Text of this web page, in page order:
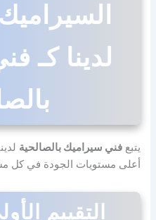
لدينا كـ
يتبعفني سيراميك بالصالحية
أعلى مستويات الجودة في كل
التقييم